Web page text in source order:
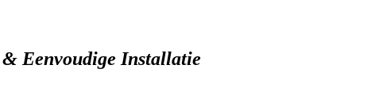
Eenvoudige Installatie